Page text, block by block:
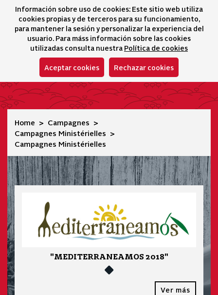
Información sobre uso de cookies: Este sitio web utiliza
cookies propias y de terceros para su funcionamiento,
para mantener la sesión y personalizar la experiencia del
usuario. Para máss información sobre las cookies
utilizadas consulta nuestra Política de cookies
Aceptar cookies Rechazar cookies
Sélecteur de
icono
Campagnes Ministérielles
Home
Campagnes
Campagnes Ministérielles
Campagnes Ministérielles
"MEDITERRANEAMOS 2018"
Ver más